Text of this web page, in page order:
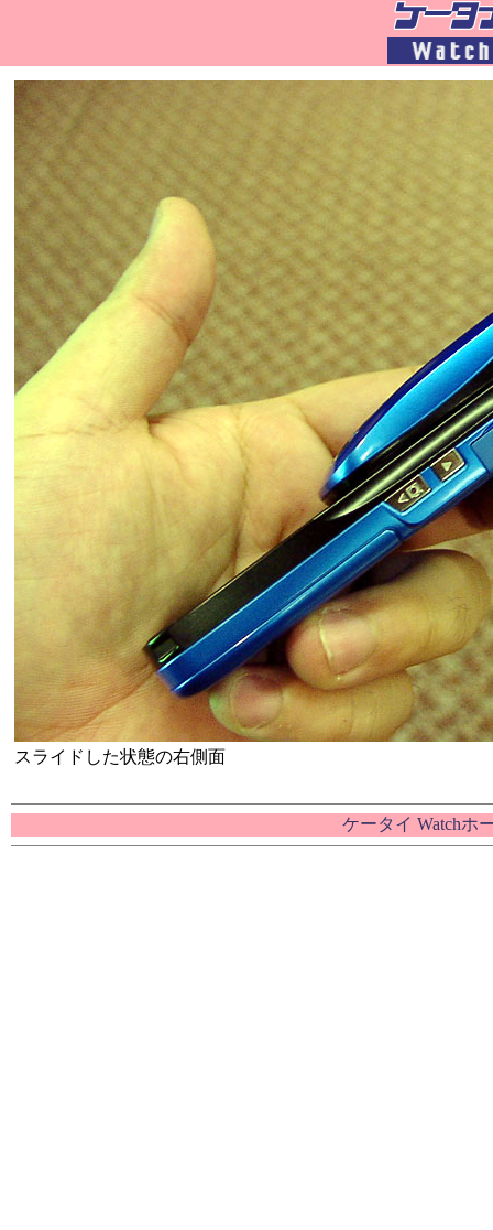
スライドした状態の右側面
ケータイ Watchホ